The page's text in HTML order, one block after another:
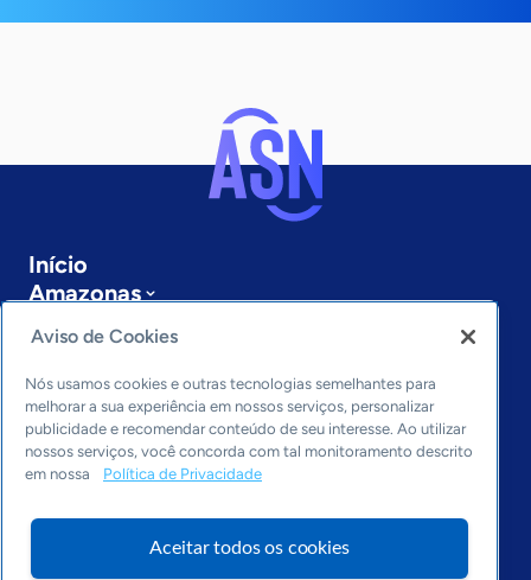
Início
Amazonas
Sobre a ASN
Últimas notícias
Entre em contato
Editorias
Economia & Política
Inovação & Tecnologia
Cultura empreendedora
Arquivo
Aviso de Cookies
Nós usamos cookies e outras tecnologias semelhantes para
melhorar a sua experiência em nossos serviços, personalizar
publicidade e recomendar conteúdo de seu interesse. Ao utilizar
nossos serviços, você concorda com tal monitoramento descrito
em nossa
Política de Privacidade
Aceitar todos os cookies